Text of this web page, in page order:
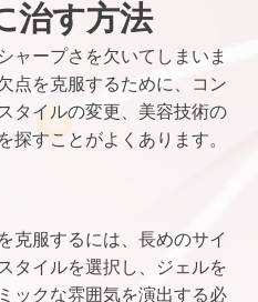
治す方法
ャープさを欠いてしまいま
点を克服するために、コン
タイルの変更、美容技術の
探すことがよくあります。
克服するには、長めのサイ
タイルを選択し、ジェルを
ックな雰囲気を演出する必